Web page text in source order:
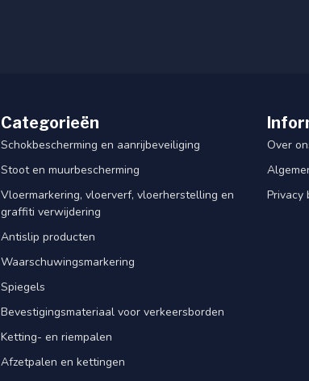
Categorieën
Schokbescherming en aanrijbeveiliging
Stoot en muurbescherming
Vloermarkering, vloerverf, vloerherstelling en
graffiti verwijdering
Antislip producten
Waarschuwingsmarkering
Spiegels
Bevestigingsmateriaal voor verkeersborden
Ketting- en riempalen
Afzetpalen en kettingen
Over
Privacy